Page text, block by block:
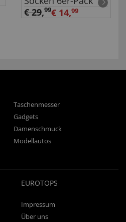
€ 29,99€ 14,99
Taschenmesser
Gadgets
Damenschmuck
Modellautos
EUROTOPS
Impressum
Über uns